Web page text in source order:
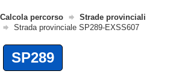
Calcola percorso
Strade provinciali
Strada provinciale SP289-EXSS607
SP289